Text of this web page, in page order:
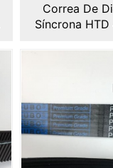
Correa De
Síncrona